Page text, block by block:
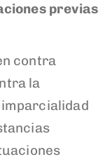
previas
contra
la